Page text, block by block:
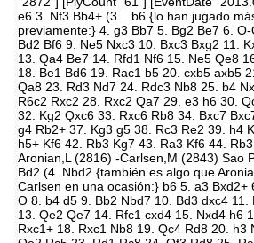
e6 3. Nf3 Bb4+ (3... b6 {lo han jugado
previamente:} 4. g3 Bb7 5. Bg2 Be7 6. O-
Bd2 Bf6 9. Ne5 Nxc3 10. Bxc3 Bxg2 11.
13. Qa4 Be7 14. Rfd1 Nf6 15. Ne5 Qe8
18. Be1 Bd6 19. Rac1 b5 20. cxb5 axb5
Qa8 23. Rd3 Nd7 24. Rdc3 Nb8 25. b4
R6c2 Rxc2 28. Rxc2 Qa7 29. e3 h6 30.
32. Kg2 Qxc6 33. Rxc6 Rb8 34. Bxc7
g4 Rb2+ 37. Kg3 g5 38. Rc3 Re2 39. h4
h5+ Kf6 42. Rb3 Kg7 43. Ra3 Kf6 44.
Aronian,L (2816) -Carlsen,M (2843) Sao
Bd2 (4. Nbd2 {también es algo que
Carlsen en una ocasión:} b6 5. a3 Bxd2+
O 8. b4 d5 9. Bb2 Nbd7 10. Bd3 dxc4 11.
13. Qe2 Qe7 14. Rfc1 cxd4 15. Nxd4 h6
Rxc1+ 18. Rxc1 Nb8 19. Qc4 Rd8 20. h3